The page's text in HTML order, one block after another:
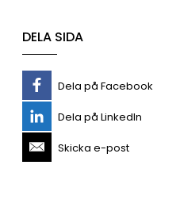
DELA SIDA
Dela på Facebook
Dela på LinkedIn
Skicka e-post